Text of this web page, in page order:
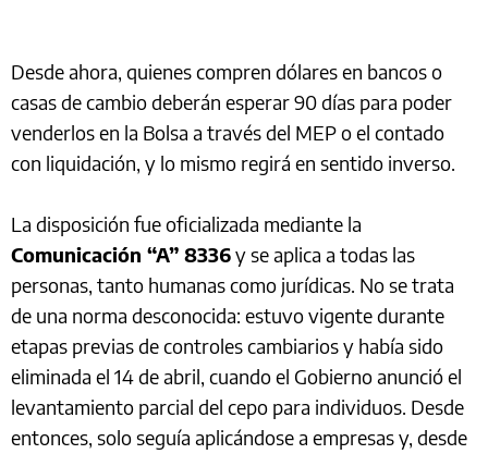
Desde ahora, quienes compren dólares en bancos o
casas de cambio deberán esperar 90 días para poder
venderlos en la Bolsa a través del MEP o el contado
con liquidación, y lo mismo regirá en sentido inverso.
La disposición fue oficializada mediante la
Comunicación “A” 8336y se aplica a todas las
personas, tanto humanas como jurídicas. No se trata
de una norma desconocida: estuvo vigente durante
etapas previas de controles cambiarios y había sido
eliminada el 14 de abril, cuando el Gobierno anunció el
levantamiento parcial del cepo para individuos. Desde
entonces, solo seguía aplicándose a empresas y, desde